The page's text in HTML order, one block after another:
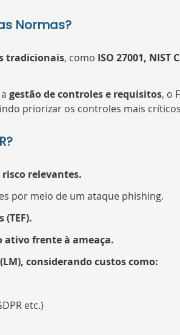
Normas?
tradicionais, como ISO 27001, NIST
gestão de controles e requisitos, o
priorizar os controles mais
relevantes.
por meio de um ataque phishing.
ativo frente à ameaça.
considerando custos como:
etc.)